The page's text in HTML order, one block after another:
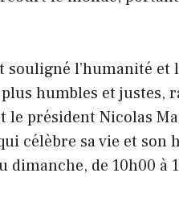
souligné l’humanité
humbles et justes,
le président Nicolas
célèbre sa vie et
dimanche, de 10h00 à